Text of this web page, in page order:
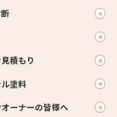
積もり
塗料
ーナーの皆様へ